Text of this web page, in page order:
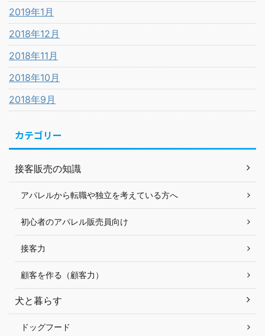
2019年1月
2018年12月
2018年11月
2018年10月
2018年9月
カテゴリー
接客販売の知識
アパレルから転職や独立を考えている方へ
初心者のアパレル販売員向け
接客力
顧客を作る（顧客力）
犬と暮らす
ドッグフード